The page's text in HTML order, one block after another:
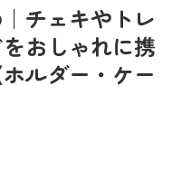
チェキやトレ
おしゃれに携
ルダー・ケー